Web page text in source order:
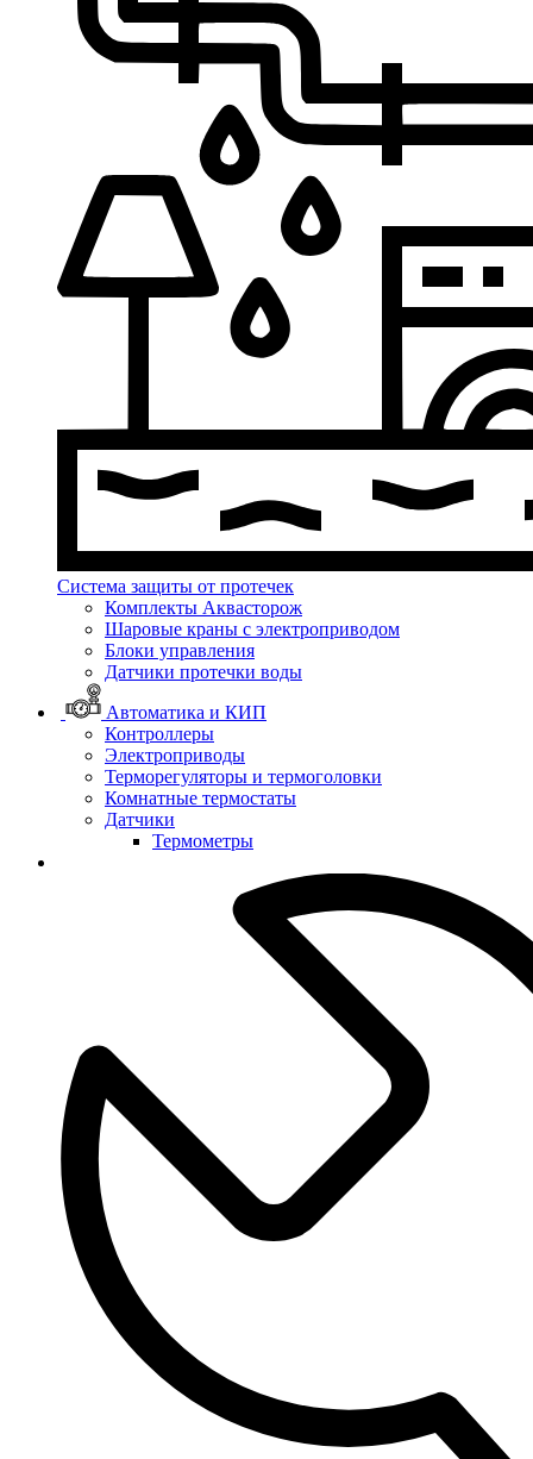
Система защиты от протечек
Комплекты Аквасторож
Шаровые краны с электроприводом
Блоки управления
Датчики протечки воды
Автоматика и КИП
Контроллеры
Электроприводы
Терморегуляторы и термоголовки
Комнатные термостаты
Датчики
Термометры